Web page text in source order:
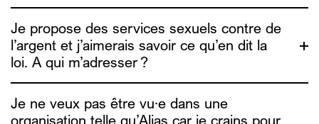
Je propose des services sexuels contre de
l’argent et j’aimerais savoir ce qu’en dit la
loi. A qui m’adresser ?
Je ne veux pas être vu·e dans une
organisation telle qu’Alias car je crains pour